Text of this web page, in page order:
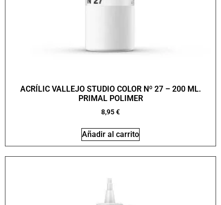
ACRÍLIC VALLEJO STUDIO COLOR Nº 27 – 200 ML.
PRIMAL POLIMER
8,95€
Añadir al carrito